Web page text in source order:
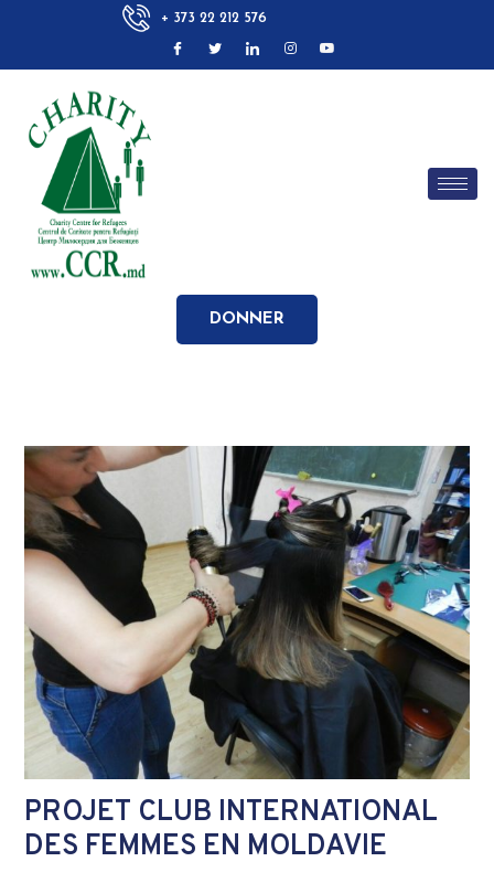
+ 373 22 212 576
DONNER
PROJET CLUB INTERNATIONAL
DES FEMMES EN MOLDAVIE